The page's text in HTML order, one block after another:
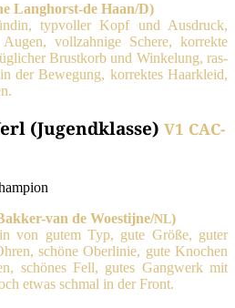
Lang­horst-de Haan/D)
typ­vol­ler Kopf und Aus­druck,
voll­zah­ni­ge Sche­re, kor­rek­te
Brust­korb und Win­ke­lung, ras­
der Bewe­gung, kor­rek­tes Haar­kleid,
(Jugendklasse) V1 CAC-
van de Woestijne/NL)
von gutem Typ, gute Grö­ße, guter
schö­ne Ober­li­nie, gute Kno­chen
schö­nes Fell, gutes Gang­werk mit
etwas schmal in der Front.